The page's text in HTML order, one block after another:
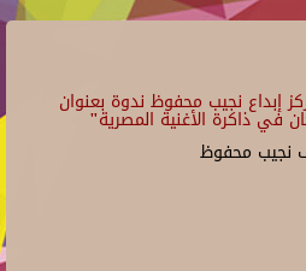
إبداع نجيب محفوظ ندوة بعنوان
في ذاكرة الأغنية المصرية"
نجيب محفوظ